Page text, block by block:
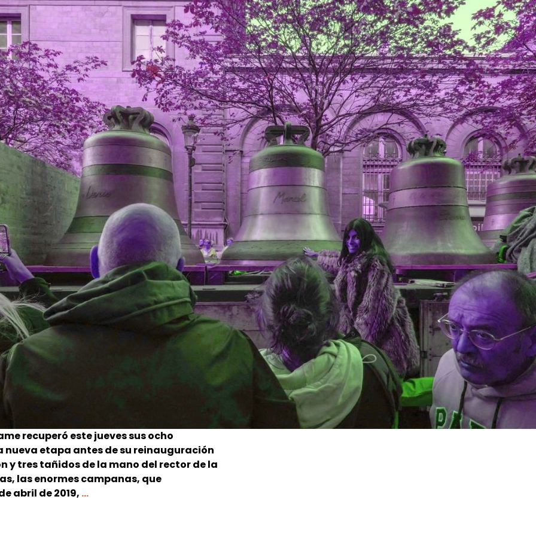
recuperó este jueves sus ocho
nueva etapa antes de su reinauguración
y tres tañidos de la mano del rector de la
las enormes campanas, que
abril de 2019, …La